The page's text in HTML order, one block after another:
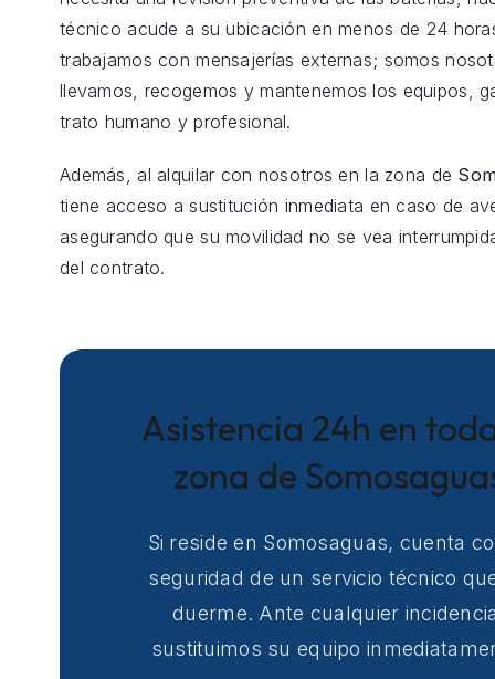
técnico acude a su ubicación en menos de 24
trabajamos con mensajerías externas; somos
llevamos, recogemos y mantenemos los equipos,
trato humano y profesional.
Además, al alquilar con nosotros en la zona de
tiene acceso a sustitución inmediata en caso de
asegurando que su movilidad no se vea
del contrato.
Asistencia 24h en
zona de
Si reside en Somosaguas, cuenta
seguridad de un servicio técnico
duerme. Ante cualquier
sustituimos su equipo